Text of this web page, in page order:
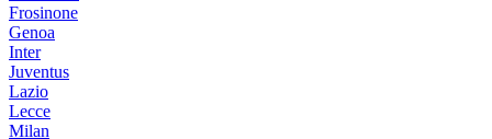
Frosinone
Genoa
Inter
Juventus
Lazio
Lecce
Milan